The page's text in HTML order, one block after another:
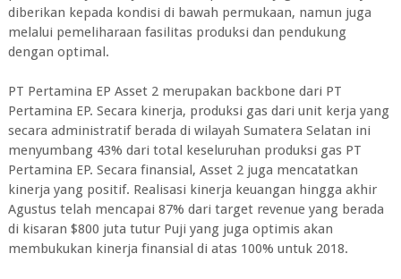
diberikan kepada kondisi di bawah permukaan, namun juga
melalui pemeliharaan fasilitas produksi dan pendukung
dengan optimal.
PT Pertamina EP Asset 2 merupakan backbone dari PT
Pertamina EP. Secara kinerja, produksi gas dari unit kerja yang
secara administratif berada di wilayah Sumatera Selatan ini
menyumbang 43% dari total keseluruhan produksi gas PT
Pertamina EP. Secara finansial, Asset 2 juga mencatatkan
kinerja yang positif. Realisasi kinerja keuangan hingga akhir
Agustus telah mencapai 87% dari target revenue yang berada
di kisaran $800 juta tutur Puji yang juga optimis akan
membukukan kinerja finansial di atas 100% untuk 2018.